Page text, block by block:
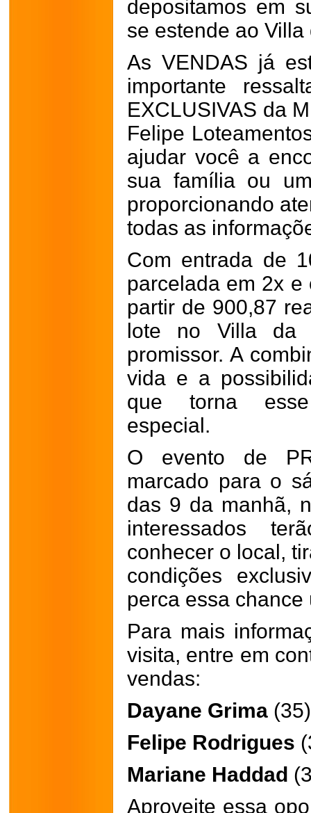
depositamos em
se estende ao Villa
As VENDAS já
importante
EXCLUSIVAS da
Felipe
ajudar você a
sua família ou
proporcionando
todas as
Com entrada de
parcelada em 2x
partir de 900,87
lote no Villa da
promissor. A
vida e a
que torna esse
especial.
O evento de
marcado para o
das 9 da manhã,
interessados
conhecer o local,
condições
perca essa chance
Para mais
visita, entre em
vendas:
Dayane Grima
Felipe Rodrigues
Mariane Haddad
Aproveite essa